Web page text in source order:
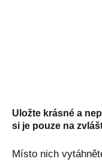
Uložte krásné a
si je pouze na
Místo nich